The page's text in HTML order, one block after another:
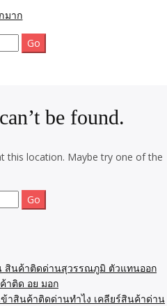
มาก
be found.
this location. Maybe try one of the
นค้าติดด่านสุวรรณภูมิ ตัวแทนออก
าติด อย มอก
าสินค้าติดด่านทำไง เคลียร์สินค้าด่าน